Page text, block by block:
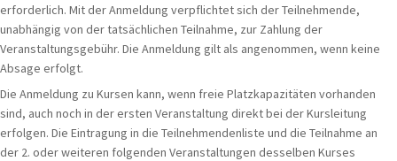
erforderlich. Mit der Anmeldung verpflichtet sich der Teilnehmende,
unabhängig von der tatsächlichen Teilnahme, zur Zahlung der
Veranstaltungsgebühr. Die Anmeldung gilt als angenommen, wenn keine
Absage erfolgt.
Die Anmeldung zu Kursen kann, wenn freie Platzkapazitäten vorhanden
sind, auch noch in der ersten Veranstaltung direkt bei der Kursleitung
erfolgen. Die Eintragung in die Teilnehmendenliste und die Teilnahme an
der 2. oder weiteren folgenden Veranstaltungen desselben Kurses